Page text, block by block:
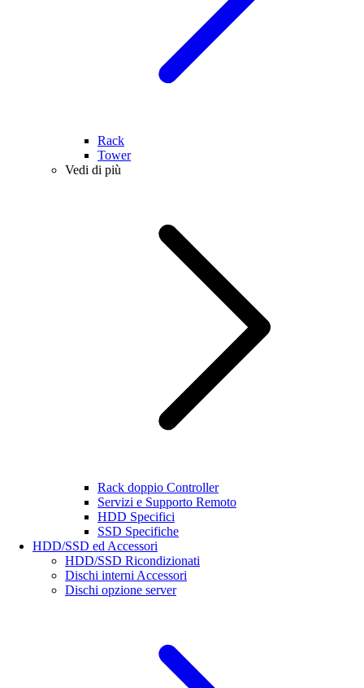
Rack
Tower
Vedi di più
Rack doppio Controller
Servizi e Supporto Remoto
HDD Specifici
SSD Specifiche
HDD/SSD ed Accessori
HDD/SSD Ricondizionati
Dischi interni Accessori
Dischi opzione server